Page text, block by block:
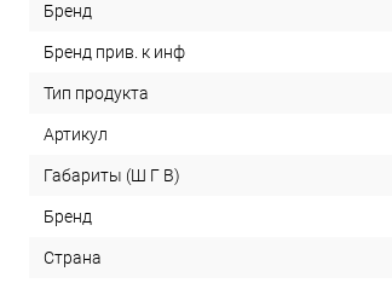
Бренд
Бренд прив. к инф
Тип продукта
Артикул
Габариты (Ш Г В)
Бренд
Страна